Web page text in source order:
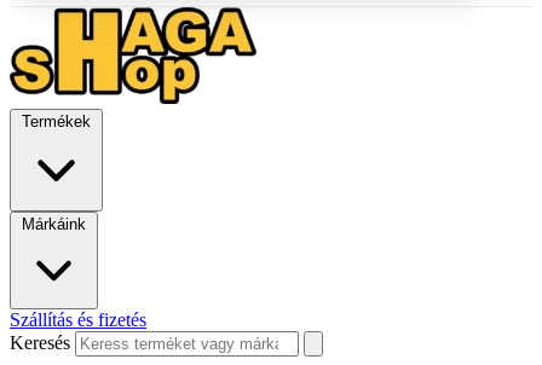
Termékek
Márkáink
Szállítás és fizetés
Keresés